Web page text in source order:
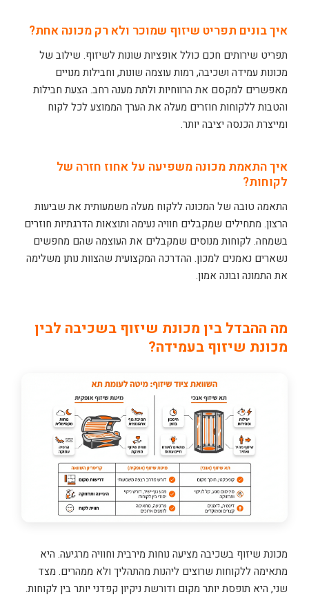
איך בונים תפריט שיזוף שמוכר ולא רק מכונה אחת?
תפריט שירותים חכם כולל אופציות שונות לשיזוף. שילוב של
מכונות עמידה ושכיבה, רמות עוצמה שונות, וחבילות מנויים
מאפשרים למקסם את הרווחיות ולתת מענה רחב. הצעת חבילות
והטבות ללקוחות חוזרים מעלה את הערך הממוצע לכל לקוח
ומייצרת הכנסה יציבה יותר.
איך התאמת מכונה משפיעה על אחוז חזרה של
לקוחות?
התאמה טובה של המכונה ללקוח מעלה משמעותית את שביעות
הרצון. מתחילים שמקבלים חוויה נעימה ותוצאות הדרגתיות חוזרים
בשמחה. לקוחות מנוסים שמקבלים את העוצמה שהם מחפשים
נשארים נאמנים למכון. ההדרכה המקצועית שהצוות נותן משלימה
את התמונה ובונה אמון.
מה ההבדל בין מכונת שיזוף בשכיבה לבין
מכונת שיזוף בעמידה?
מכונת שיזוף בשכיבה מציעה נוחות מירבית וחוויה מרגיעה. היא
מתאימה ללקוחות שרוצים ליהנות מהתהליך ולא ממהרים. מצד
שני, היא תופסת יותר מקום ודורשת ניקיון קפדני יותר בין לקוחות.